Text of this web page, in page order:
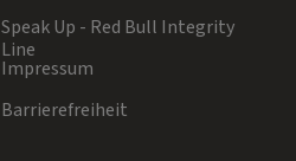
Speak Up - Red Bull Integrity
Line
Impressum
Barrierefreiheit